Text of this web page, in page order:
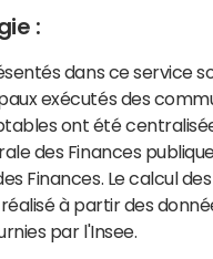
:
dans ce service
exécutés des
ont été
des Finances
Finances. Le calcul
à partir des
par l'Insee.